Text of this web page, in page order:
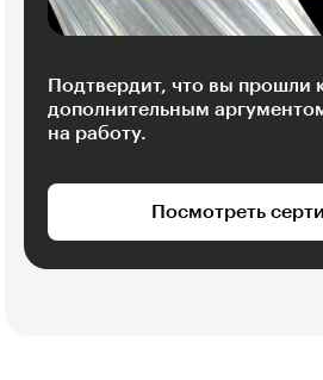
Подтвердит, что вы прошли
дополнительным
на работу.
Посмотреть